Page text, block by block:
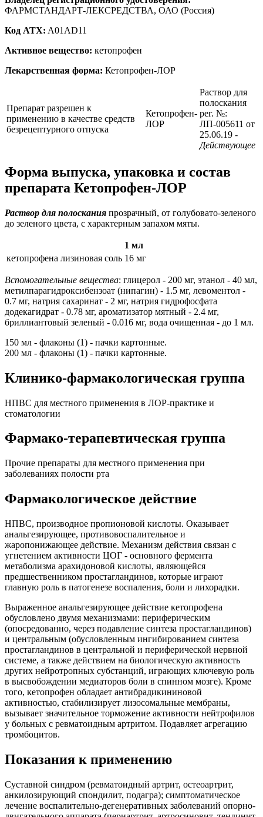
ФАРМСТАНДАРТ-ЛЕКСРЕДСТВА, ОАО (Россия)
Код ATX: A01AD11
Активное вещество: кетопрофен
Лекарственная форма: Кетопрофен-ЛОР
Препарат разрешен к
применению в качестве средств
безрецептурного отпуска
Кетопрофен-
ЛОР
Раствор для
полоскания
рег. №:
ЛП-005611 от
25.06.19 -
Действующее
Форма выпуска, упаковка и состав
препарата Кетопрофен-ЛОР
Раствор для полоскания прозрачный, от голубовато-зеленого
до зеленого цвета, с характерным запахом мяты.
1 мл
кетопрофена лизиновая соль 16 мг
Вспомогательные вещества: глицерол - 200 мг, этанол - 40 мл,
метилпарагидроксибензоат (нипагин) - 1.5 мг, левоментол -
0.7 мг, натрия сахаринат - 2 мг, натрия гидрофосфата
додекагидрат - 0.78 мг, ароматизатор мятный - 2.4 мг,
бриллиантовый зеленый - 0.016 мг, вода очищенная - до 1 мл.
150 мл - флаконы (1) - пачки картонные.
200 мл - флаконы (1) - пачки картонные.
Клинико-фармакологическая группа
НПВС для местного применения в ЛОР-практике и
стоматологии
Фармако-терапевтическая группа
Прочие препараты для местного применения при
заболеваниях полости рта
Фармакологическое действие
НПВС, производное пропионовой кислоты. Оказывает
анальгезирующее, противовоспалительное и
жаропонижающее действие. Механизм действия связан с
угнетением активности ЦОГ - основного фермента
метаболизма арахидоновой кислоты, являющейся
предшественником простагландинов, которые играют
главную роль в патогенезе воспаления, боли и лихорадки.
Выраженное анальгезирующее действие кетопрофена
обусловлено двумя механизмами: периферическим
(опосредованно, через подавление синтеза простагландинов)
и центральным (обусловленным ингибированием синтеза
простагландинов в центральной и периферической нервной
системе, а также действием на биологическую активность
других нейротропных субстанций, играющих ключевую роль
в высвобождении медиаторов боли в спинном мозге). Кроме
того, кетопрофен обладает антибрадикининовой
активностью, стабилизирует лизосомальные мембраны,
вызывает значительное торможение активности нейтрофилов
у больных с ревматоидным артритом. Подавляет агрегацию
тромбоцитов.
Показания к применению
Суставной синдром (ревматоидный артрит, остеоартрит,
анкилозирующий спондилит, подагра); симптоматическое
лечение воспалительно-дегенеративных заболеваний опорно-